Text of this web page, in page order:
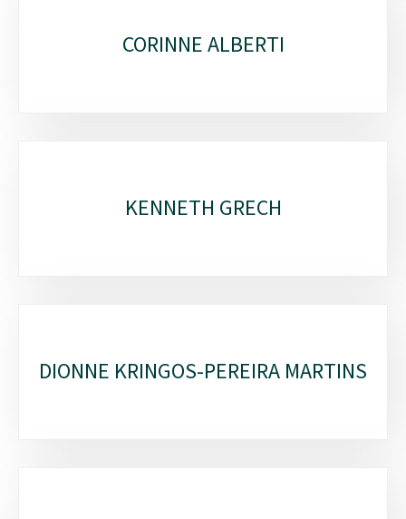
CORINNE ALBERTI
KENNETH GRECH
DIONNE KRINGOS-PEREIRA MARTINS